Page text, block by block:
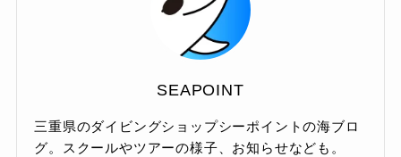
SEAPOINT
三重県のダイビングショップシーポイントの海ブロ
グ。スクールやツアーの様子、お知らせなども。